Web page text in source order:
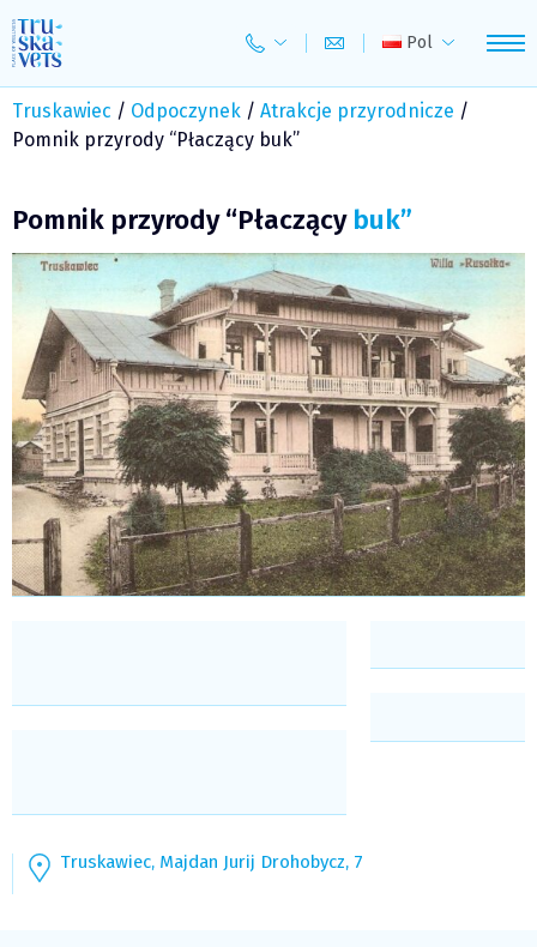
to
content
Pol
Truskawiec / Odpoczynek / Atrakcje przyrodnicze /
Pomnik przyrody “Płaczący buk”
Pomnik przyrody “Płaczący buk”
Truskawiec, Majdan Jurij Drohobycz, 7